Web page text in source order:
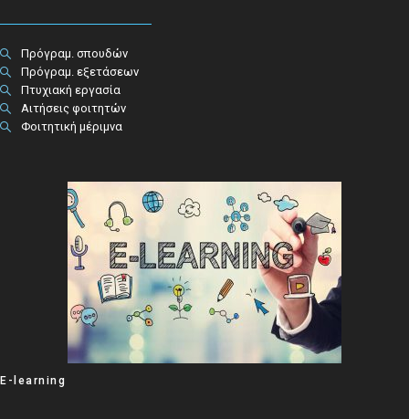
Πρόγραμ. σπουδών
Πρόγραμ. εξετάσεων
Πτυχιακή εργασία
Αιτήσεις φοιτητών
Φοιτητική μέριμνα
E-learning